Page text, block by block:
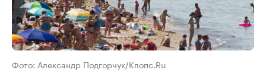
Фото: Александр Подгорчук/Клопс.Ru